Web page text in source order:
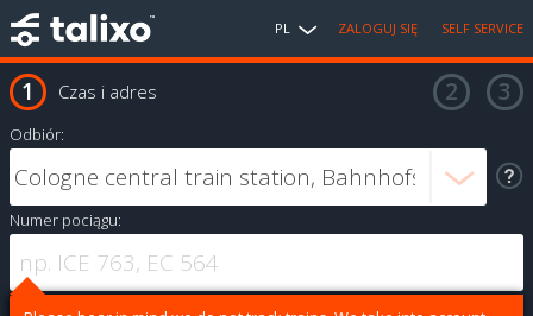
PL ZALOGUJ SIĘ SELF SERVICE
Czas i adres
Odbiór:
Numer pociągu: